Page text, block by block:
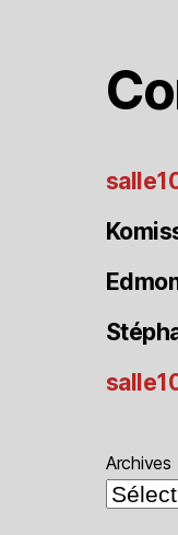
Archives